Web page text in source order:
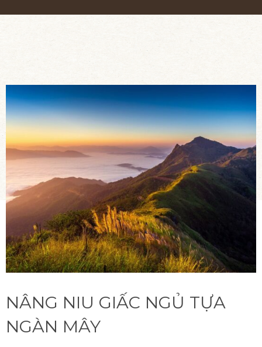
NÂNG NIU GIẤC NGỦ TỰA
NGÀN MÂY